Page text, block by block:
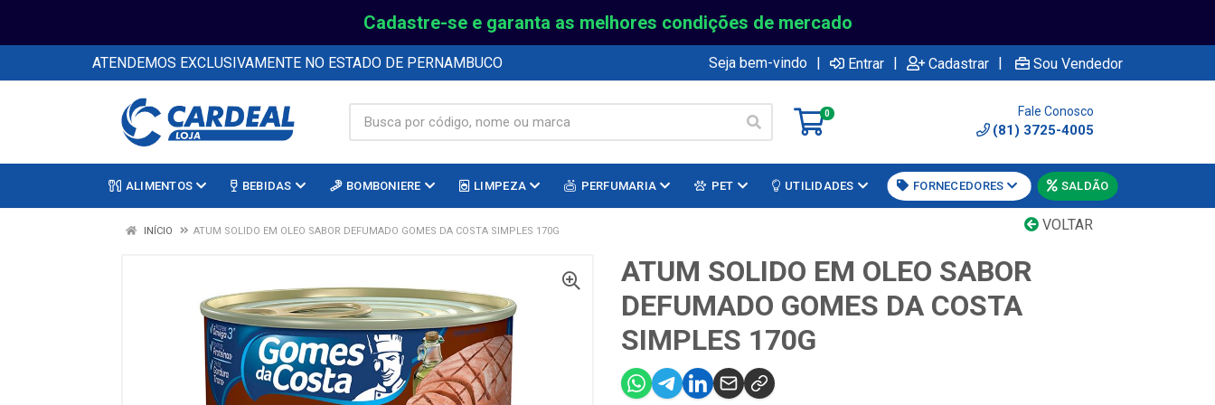
Cadastre-se e garanta as melhores condições de mercado
ATENDEMOS EXCLUSIVAMENTE NO ESTADO DE PERNAMBUCO Seja bem-vindo | Entrar | Cadastrar | Sou Vendedor
0 Fale Conosco
(81) 3725-4005
ALIMENTOS BEBIDAS BOMBONIERE LIMPEZA PERFUMARIA PET UTILIDADES FORNECEDORES SALDÃO
VOLTAR
INÍCIO ATUM SOLIDO EM OLEO SABOR DEFUMADO GOMES DA COSTA SIMPLES 170G
ATUM SOLIDO EM OLEO SABOR
DEFUMADO GOMES DA COSTA
SIMPLES 170G